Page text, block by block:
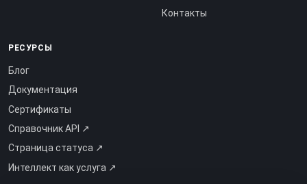
Контакты
РЕСУРСЫ
Блог
Документация
Сертификаты
Справочник API ↗
Страница статуса ↗
Интеллект как услуга ↗